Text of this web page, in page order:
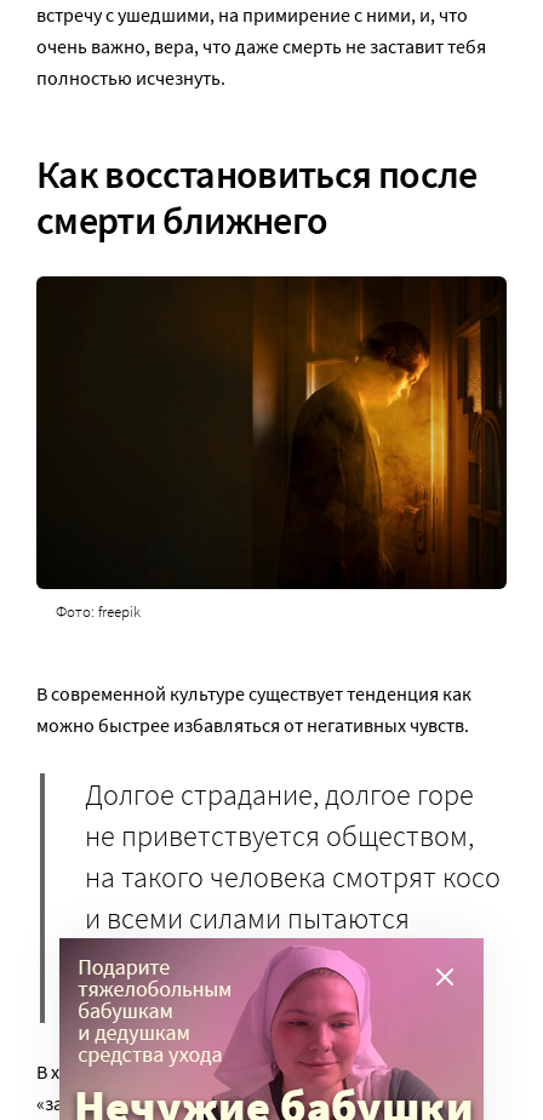
встречу с ушедшими, на примирение с ними, и, что
очень важно, вера, что даже смерть не заставит тебя
полностью исчезнуть.
Как восстановиться после
смерти ближнего
Фото: freepik
В современной культуре существует тенденция как
можно быстрее избавляться от негативных чувств.
Долгое страдание, долгое горе
не приветствуется обществом,
на такого человека смотрят косо
и всеми силами пытаются
«вытащить» его из этого
состояния.
В ход идут топорные утешения типа «не плачь»,
«займись чем-нибудь другим», «отвлекись на что-